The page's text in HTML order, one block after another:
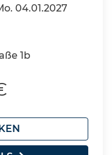
04.01.2027
1b